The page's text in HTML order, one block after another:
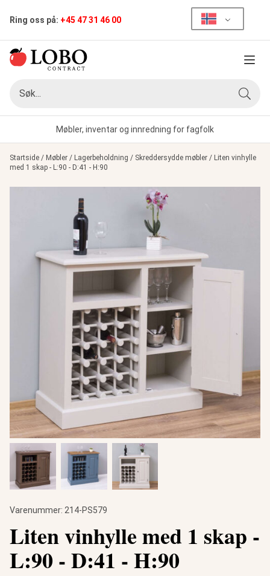
Ring oss på: +45 47 31 46 00
Meny
Søk
Møbler, inventar og innredning for fagfolk
Startside / Møbler / Lagerbeholdning / Skreddersydde møbler / Liten vinhylle
med 1 skap - L:90 - D:41 - H:90
Varenummer: 214-PS579
Liten vinhylle med 1 skap -
L:90 - D:41 - H:90